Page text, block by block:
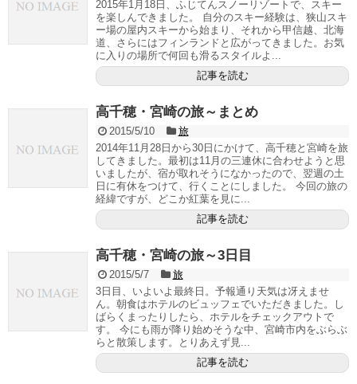
2015年1月18日、ふじてんスノーリゾートで、スキー
を楽しんできました。 自分のスキー経験は、狭山スキ
ー場の屋内スキーから始まり、それから甲信越、北海
道、さらにはフィンランドと広がってきました。お気
に入りの場所で何回も滑るスタイルよ...
記事を読む
高千穂・宮崎の旅～まとめ
2015/5/10
旅
2014年11月28日から30日にかけて、高千穂と宮崎を旅
してきました。最初は11月の三連休に合わせようと思
いましたが、宿が取れそうになかったので、翌週の土
日に有休をつけて、行くことにしました。 今回の旅の
経緯ですが、どこか紅葉を見に...
記事を読む
高千穂・宮崎の旅～3日目
2015/5/7
旅
3日目、いよいよ最終日。予報通り天気は冴えませ
ん。朝食はホテルのビュッフェでいただきました。し
ばらくまったりしたら、ホテルをチェックアウトで
す。 今にも雨が降り始めそうな中、宮崎市内をぶらぶ
らと散策します。とりあえず見...
記事を読む